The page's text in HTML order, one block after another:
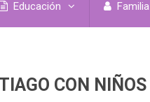
Educación Familia
CON NIÑOS